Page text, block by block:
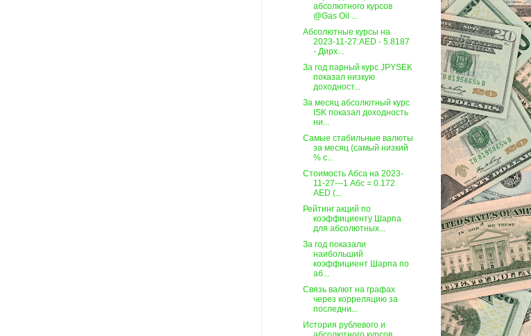
абсолютного курсов
@Gas Oil ...
Абсолютные курсы на
2023-11-27:AED - 5.8187
- Дирх...
За год парный курс JPYSEK
показал низкую
доходност...
За месяц абсолютный курс
ISK показал доходность
ни...
Самые стабильные валюты
за месяц (самый низкий
% с...
Стоимость Абса на 2023-
11-27---1 Абс = 0.172
AED (...
Рейтинг акций по
коэффициенту Шарпа
для абсолютных...
За год показали
наибольший
коэффициент Шарпа по
аб...
Связь валют на графах
через корреляцию за
последни...
История рублевого и